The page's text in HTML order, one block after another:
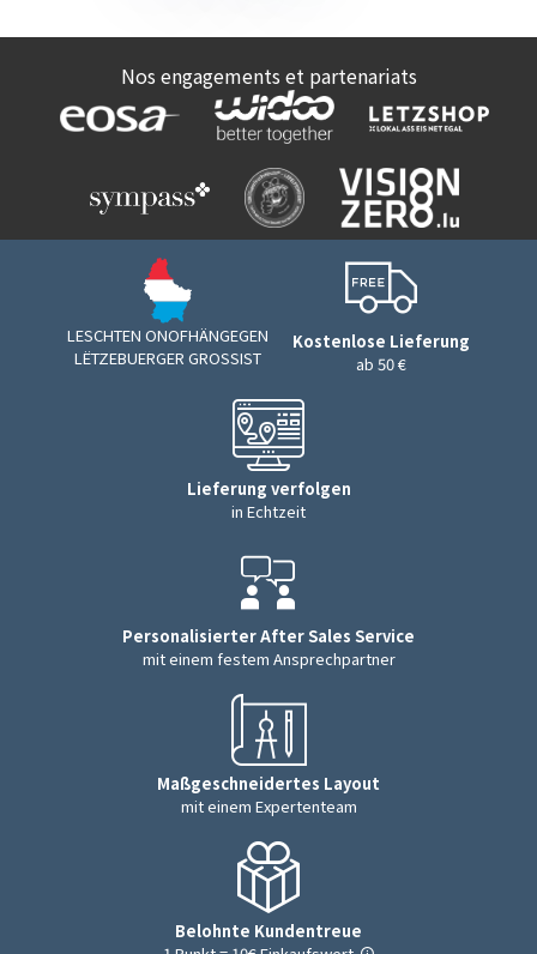
Nos engagements et partenariats
LESCHTEN ONOFHÄNGEGEN
LËTZEBUERGER GROSSIST
Kostenlose Lieferung
ab 50 €
Lieferung verfolgen
in Echtzeit
Personalisierter After Sales Service
mit einem festem Ansprechpartner
Maßgeschneidertes Layout
mit einem Expertenteam
Belohnte Kundentreue